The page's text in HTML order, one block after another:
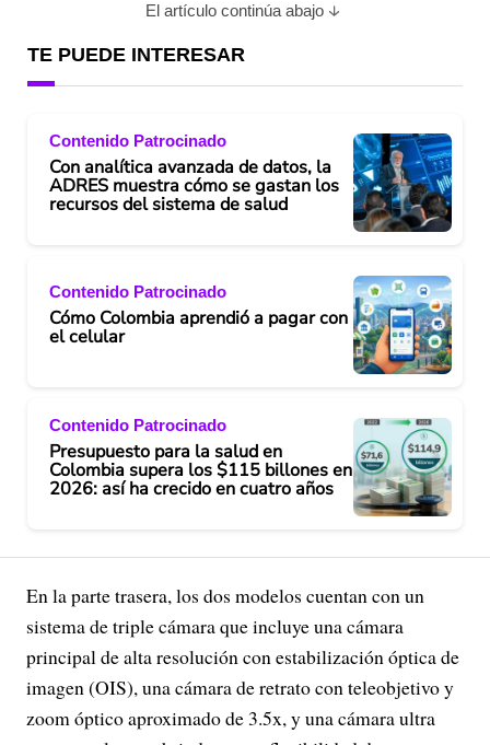
El artículo continúa abajo
TE PUEDE INTERESAR
Contenido Patrocinado
Con analítica avanzada de datos, la
ADRES muestra cómo se gastan los
recursos del sistema de salud
Contenido Patrocinado
Cómo Colombia aprendió a pagar con
el celular
Contenido Patrocinado
Presupuesto para la salud en
Colombia supera los $115 billones en
2026: así ha crecido en cuatro años
En la parte trasera, los dos modelos cuentan con un
sistema de triple cámara que incluye una cámara
principal de alta resolución con estabilización óptica de
imagen (OIS), una cámara de retrato con teleobjetivo y
zoom óptico aproximado de 3.5x, y una cámara ultra